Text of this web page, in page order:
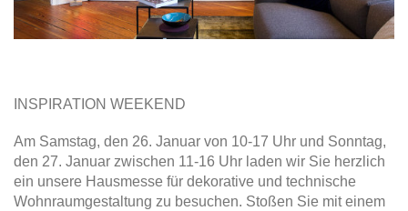
INSPIRATION WEEKEND
Am Samstag, den 26. Januar von 10-17 Uhr und Sonntag,
den 27. Januar zwischen 11-16 Uhr laden wir Sie herzlich
ein unsere Hausmesse für dekorative und technische
Wohnraumgestaltung zu besuchen. Stoßen Sie mit einem